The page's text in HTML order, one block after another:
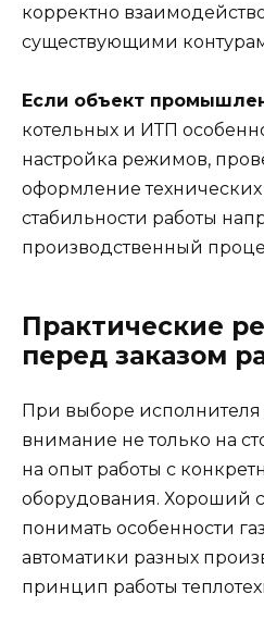
корректно
существующими
Если объект
котельных и ИТП
настройка режимов,
оформление
стабильности работы
производственный
Практические
перед заказом
При выборе исполнителя
внимание не только на
на опыт работы с
оборудования. Хороший
понимать особенности
автоматики разных
принцип работы